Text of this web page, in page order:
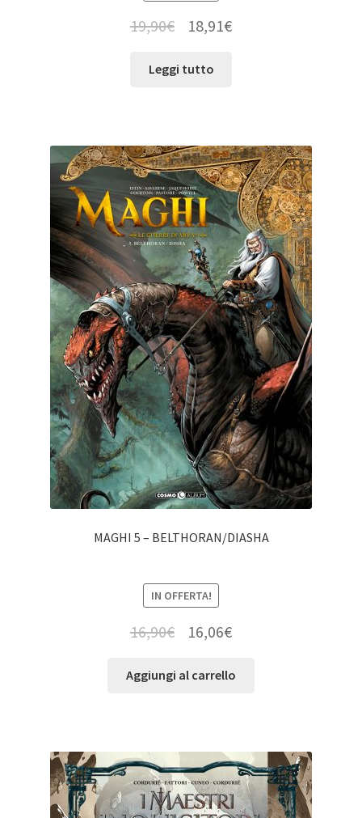
19,90€ 18,91€
Leggi tutto
MAGHI 5 – BELTHORAN/DIASHA
IN OFFERTA!
16,90€ 16,06€
Aggiungi al carrello